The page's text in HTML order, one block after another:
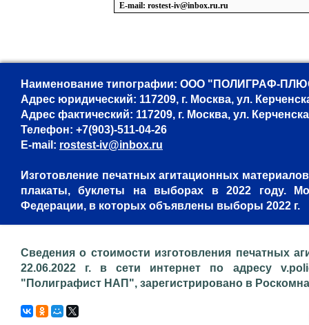
E-mail: rostest-iv@inbox.ru.ru
Наименование типографии: ООО "ПОЛИГРАФ-
Адрес юридический: 117209, г. Москва, ул.
Адрес фактический: 117209, г. Москва, ул.
Телефон: +7(903)-511-04-26
E-mail: rostest-iv@inbox.ru
Изготовление печатных агитационных
плакаты, буклеты на выборах в 2022 году.
Федерации, в которых объявлены выборы 2022 г.
Сведения о стоимости изготовления печатных
22.06.2022 г. в сети интернет по адресу
"Полиграфист НАП", зарегистрировано в